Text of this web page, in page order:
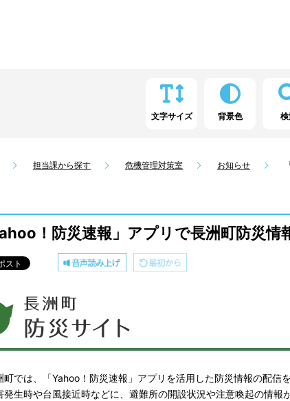
文字サイズ 背景色
担当課から探す 危機管理対策室 お知らせ
！防災速報」アプリで長洲町防災情
町では、「Yahoo！防災速報」アプリを活用した防災情報の配信を
発生時や台風接近時などに、避難所の開設状況や注意喚起の情報